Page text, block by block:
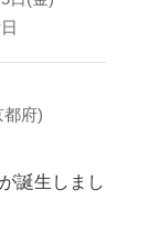
府)
誕生しまし